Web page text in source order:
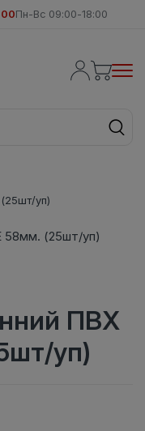
Пн-Вс 09:00-18:00
уп)
ПВХ
уп)